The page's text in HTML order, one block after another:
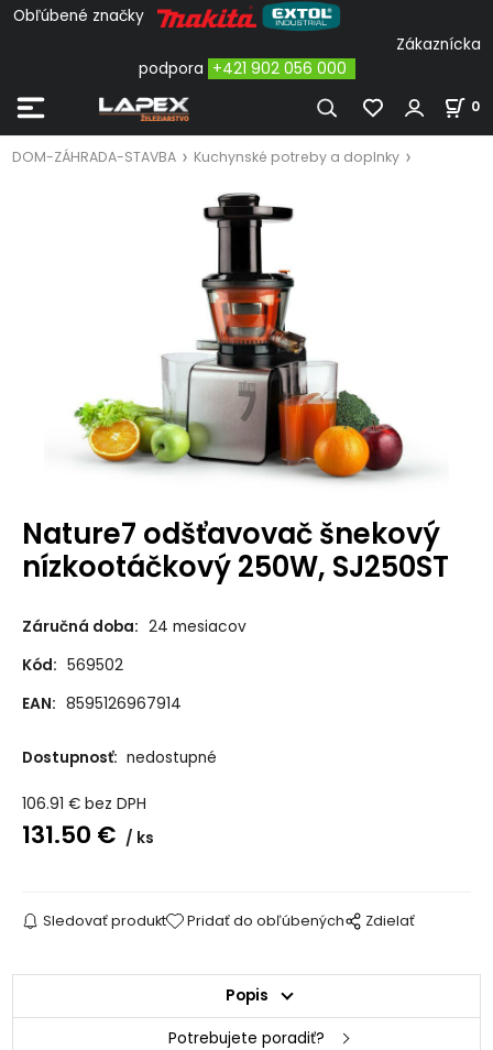
Obľúbené značky
Zákaznícka
podpora +421 902 056 000
0
DOM-ZÁHRADA-STAVBA Kuchynské potreby a doplnky
Nature7 odšťavovač šnekový
nízkootáčkový 250W, SJ250ST
Záručná doba: 24 mesiacov
Kód: 569502
EAN: 8595126967914
Dostupnosť: nedostupné
106.91 € bez DPH
131.50 € ks
Sledovať produkt Pridať do obľúbených Zdielať
Popis
Potrebujete poradiť?